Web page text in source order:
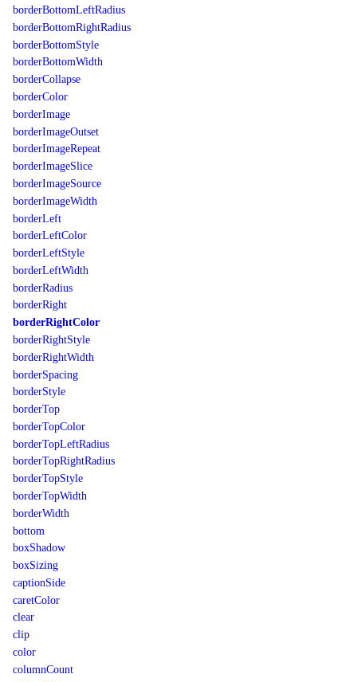
borderBottomLeftRadius
borderBottomRightRadius
borderBottomStyle
borderBottomWidth
borderCollapse
borderColor
borderImage
borderImageOutset
borderImageRepeat
borderImageSlice
borderImageSource
borderImageWidth
borderLeft
borderLeftColor
borderLeftStyle
borderLeftWidth
borderRadius
borderRight
borderRightColor
borderRightStyle
borderRightWidth
borderSpacing
borderStyle
borderTop
borderTopColor
borderTopLeftRadius
borderTopRightRadius
borderTopStyle
borderTopWidth
borderWidth
bottom
boxShadow
boxSizing
captionSide
caretColor
clear
clip
color
columnCount